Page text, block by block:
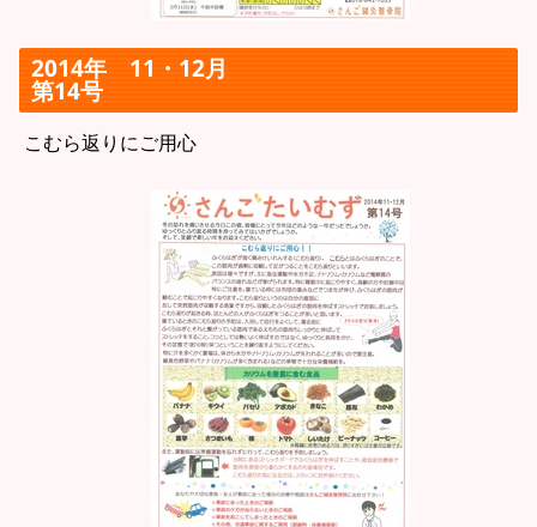
2014年 11・12月
第14号
こむら返りにご用心